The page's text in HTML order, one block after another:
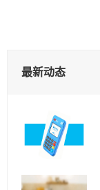
最新动态